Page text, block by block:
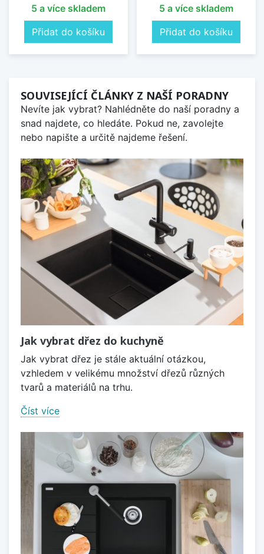
5 a více skladem
Přidat do košíku
5 a více skladem
Přidat do košíku
SOUVISEJÍCÍ ČLÁNKY Z NAŠÍ PORADNY
Nevíte jak vybrat? Nahlédněte do naší poradny a
snad najdete, co hledáte. Pokud ne, zavolejte
nebo napište a určitě najdeme řešení.
Jak vybrat dřez do kuchyně
Jak vybrat dřez je stále aktuální otázkou,
vzhledem v velikému množství dřezů různých
tvarů a materiálů na trhu.
Číst více